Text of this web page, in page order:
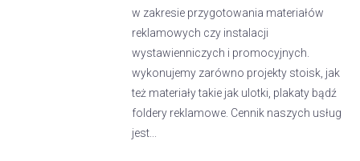
w zakresie przygotowania materiałów
reklamowych czy instalacji
wystawienniczych i promocyjnych.
wykonujemy zarówno projekty stoisk, jak
też materiały takie jak ulotki, plakaty bądź
foldery reklamowe. Cennik naszych usług
jest...